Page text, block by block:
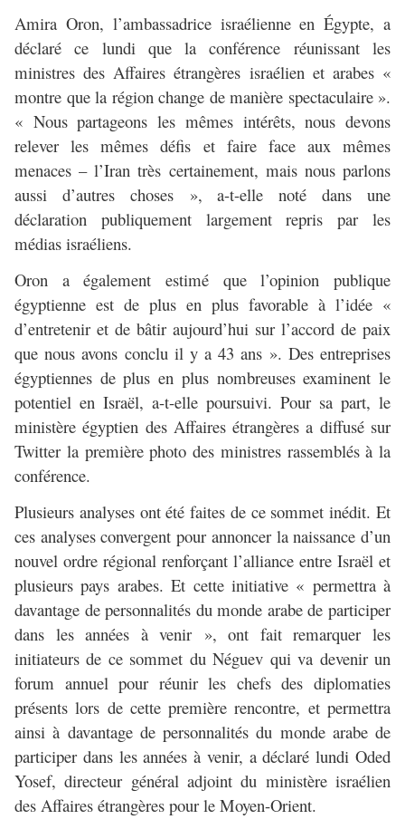
Amira Oron, l’ambassadrice israélienne en Égypte, a
déclaré ce lundi que la conférence réunissant les
ministres des Affaires étrangères israélien et arabes «
montre que la région change de manière spectaculaire ».
« Nous partageons les mêmes intérêts, nous devons
relever les mêmes défis et faire face aux mêmes
menaces – l’Iran très certainement, mais nous parlons
aussi d’autres choses », a-t-elle noté dans une
déclaration publiquement largement repris par les
médias israéliens.
Oron a également estimé que l’opinion publique
égyptienne est de plus en plus favorable à l’idée «
d’entretenir et de bâtir aujourd’hui sur l’accord de paix
que nous avons conclu il y a 43 ans ». Des entreprises
égyptiennes de plus en plus nombreuses examinent le
potentiel en Israël, a-t-elle poursuivi. Pour sa part, le
ministère égyptien des Affaires étrangères a diffusé sur
Twitter la première photo des ministres rassemblés à la
conférence.
Plusieurs analyses ont été faites de ce sommet inédit. Et
ces analyses convergent pour annoncer la naissance d’un
nouvel ordre régional renforçant l’alliance entre Israël et
plusieurs pays arabes. Et cette initiative « permettra à
davantage de personnalités du monde arabe de participer
dans les années à venir », ont fait remarquer les
initiateurs de ce sommet du Néguev qui va devenir un
forum annuel pour réunir les chefs des diplomaties
présents lors de cette première rencontre, et permettra
ainsi à davantage de personnalités du monde arabe de
participer dans les années à venir, a déclaré lundi Oded
Yosef, directeur général adjoint du ministère israélien
des Affaires étrangères pour le Moyen-Orient.